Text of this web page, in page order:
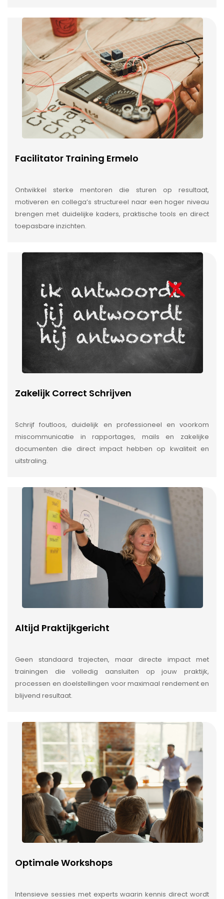
Facilitator Training Ermelo
Ontwikkel sterke mentoren die sturen op resultaat,
motiveren en collega’s structureel naar een hoger niveau
brengen met duidelijke kaders, praktische tools en direct
toepasbare inzichten.
Zakelijk Correct Schrijven
Schrijf foutloos, duidelijk en professioneel en voorkom
miscommunicatie in rapportages, mails en zakelijke
documenten die direct impact hebben op kwaliteit en
uitstraling.
Altijd Praktijkgericht
Geen standaard trajecten, maar directe impact met
trainingen die volledig aansluiten op jouw praktijk,
processen en doelstellingen voor maximaal rendement en
blijvend resultaat.
Optimale Workshops
Intensieve sessies met experts waarin kennis direct wordt